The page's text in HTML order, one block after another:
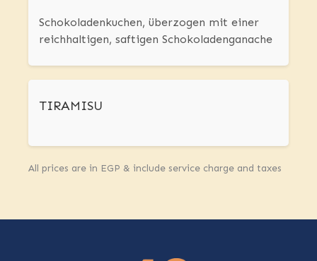
Schokoladenkuchen, überzogen mit einer
reichhaltigen, saftigen Schokoladenganache
TIRAMISU
All prices are in EGP & include service charge and taxes